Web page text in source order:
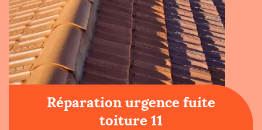
Réparation urgence fuite
toiture 11